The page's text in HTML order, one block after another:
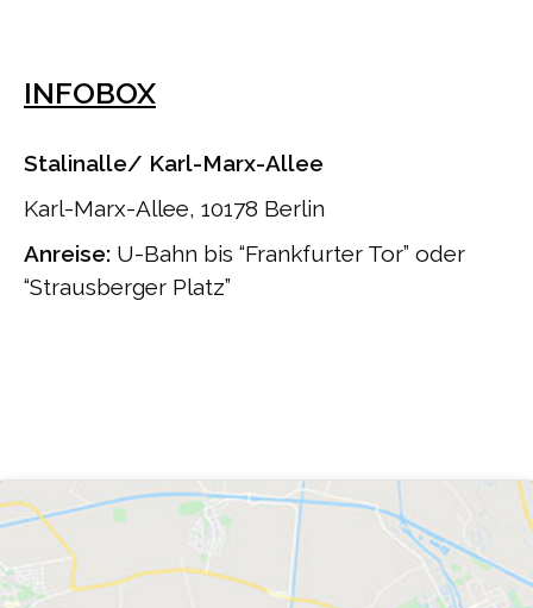
INFOBOX
Stalinalle/ Karl-Marx-Allee
Karl-Marx-Allee, 10178 Berlin
Anreise: U-Bahn bis “Frankfurter Tor” oder
“Strausberger Platz”